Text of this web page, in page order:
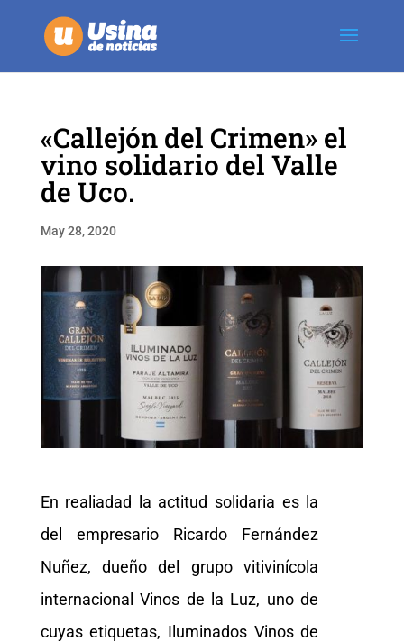
«Callejón del Crimen» el
vino solidario del Valle
de Uco.
May 28, 2020
En realiadad la actitud solidaria es la
del empresario Ricardo Fernández
Nuñez, dueño del grupo vitivinícola
internacional Vinos de la Luz, uno de
cuyas etiquetas, Iluminados Vinos de